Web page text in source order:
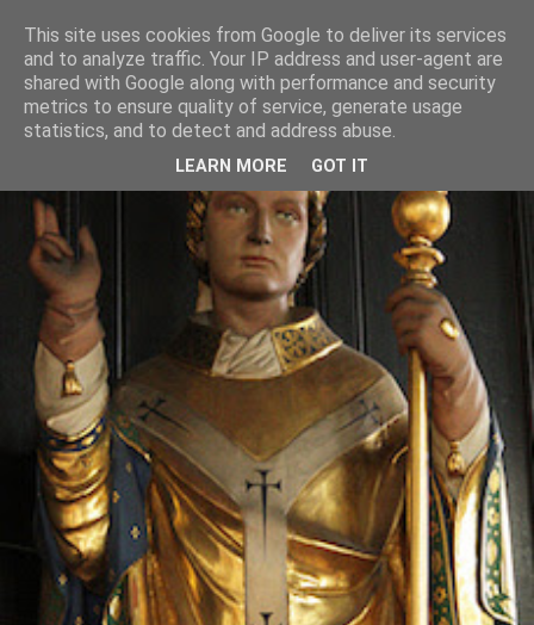
This site uses cookies from Google to deliver its services
and to analyze traffic. Your IP address and user-agent are
shared with Google along with performance and security
metrics to ensure quality of service, generate usage
statistics, and to detect and address abuse.
LEARN MORE GOT IT